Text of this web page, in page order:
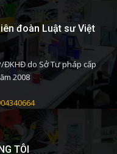
đoàn Luật sư Việt
ĐKHĐ do Sở Tư pháp cấp
2008
TÔI